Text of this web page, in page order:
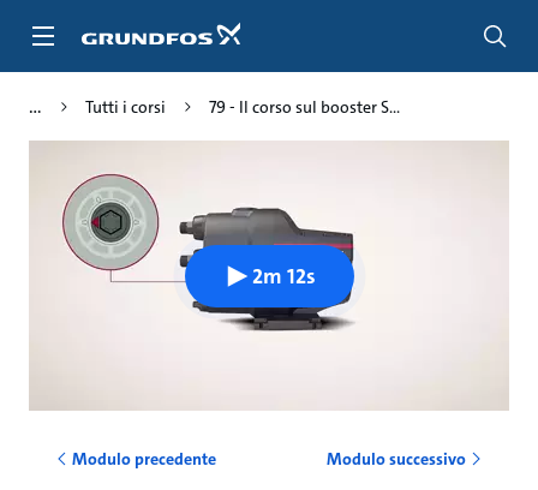
Tutti i corsi 79 - Il corso sul booster S...
2m 12s
Modulo precedente Modulo successivo